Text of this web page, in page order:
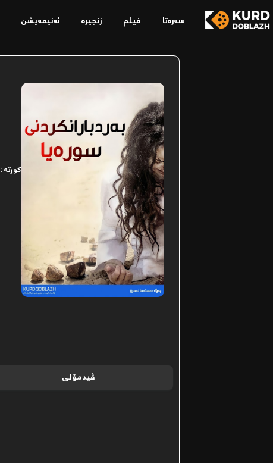
سەرەتا فیلم زنجیرە ئەنیمەیشن
کورتە :
ڤیدمۆلی